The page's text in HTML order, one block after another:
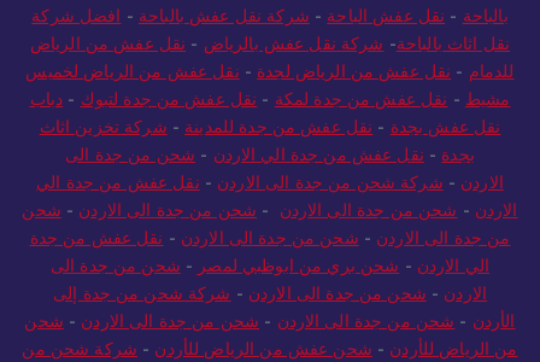
بالباحة - نقل عفش الباحة - شركة نقل عفش بالباحة - افضل شركة
نقل اثاث بالباحة- شركة نقل عفش بالرياض - نقل عفش من الرياض
للدمام - نقل عفش من الرياض لجدة - نقل عفش من الرياض لخميس
مشيط - نقل عفش من جدة لمكة - نقل عفش من جدة لتبوك - دباب
نقل عفش بجدة - نقل عفش من جدة للمدينة - شركة تخزين اثاث
بجدة - نقل عفش من جدة الي الاردن - شحن من جدة الى
الاردن - شركة شحن من جدة الى الاردن - نقل عفش من جدة الي
الاردن - شحن من جدة الى الاردن - شحن من جدة الى الاردن - شحن
من جدة الى الاردن - شحن من جدة الى الاردن - نقل عفش من جدة
الي الاردن - شحن بري من ابوظبي لمصر - شحن من جدة الى
الاردن - شحن من جدة الى الاردن - شركة شحن من جدة إلى
الأردن - شحن من جدة الى الاردن - شحن من جدة الى الاردن - شحن
من الرياض للأردن - شحن عفش من الرياض للأردن - شركة شحن من